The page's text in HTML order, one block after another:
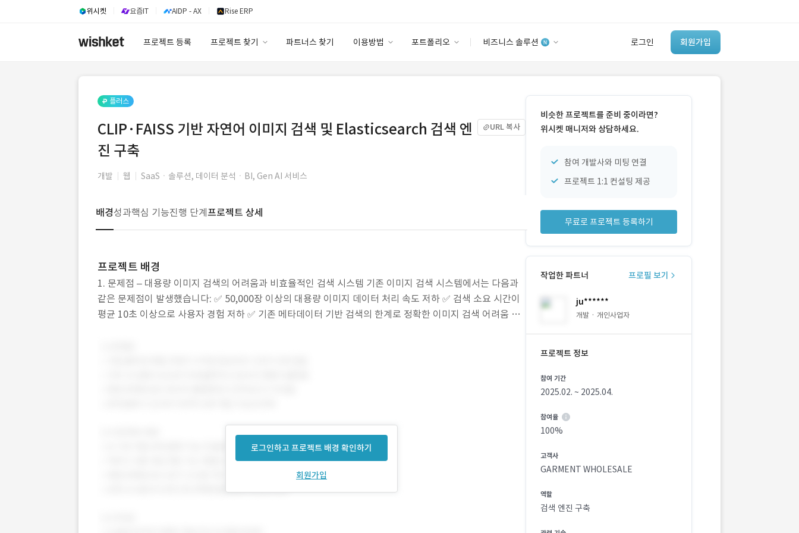
위시켓 요즘IT AIDP - AX Rise ERP
프로젝트 등록 프로젝트 찾기 파트너스 찾기 이용방법 포트폴리오 비즈니스 솔루션 로그인 회원가입
고객센터
안심 코드 케어
스토어
‘이런 거’ 만들어본
개발 회사 있어?
플러스
CLIP·FAISS 기반 자연어 이미지 검색 및 Elasticsearch 검색 엔
진 구축
URL 복사
개발 웹 SaaSㆍ솔루션, 데이터 분석ㆍBI, Gen AI 서비스
배경성과핵심 기능진행 단계 프로젝트 상세
프로젝트 배경
1. 문제점 – 대용량 이미지 검색의 어려움과 비효율적인 검색 시스템 기존 이미지 검색 시스템에서는 다음과
같은 문제점이 발생했습니다: ✅ 50,000장 이상의 대용량 이미지 데이터 처리 속도 저하 ✅ 검색 소요 시간이
평균 10초 이상으로 사용자 경험 저하 ✅ 기존 메타데이터 기반 검색의 한계로 정확한 이미지 검색 어려움 ✅
로그인하고 프로젝트 배경 확인하기
회원가입
비슷한 프로젝트를 준비 중이라면?
위시켓 매니저와 상담하세요.
참여 개발사와 미팅 연결
프로젝트 1:1 컨설팅 제공
무료로 프로젝트 등록하기
작업한 파트너 프로필 보기
ju******
개발 · 개인사업자
프로젝트 정보
참여 기간
2025.02. ~ 2025.04.
참여율
100%
고객사
GARMENT WHOLESALE
역할
검색 엔진 구축